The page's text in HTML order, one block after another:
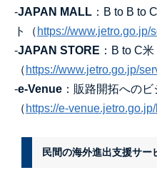
‐JAPAN MALL ：B to B to
ト（ https://www.jetro.go.jp/
‐JAPAN STORE ：B to C
（ https://www.jetro.go.jp/
‐e-Venue ：販路開拓への
（ https://e-
民間の海外進出支援サー